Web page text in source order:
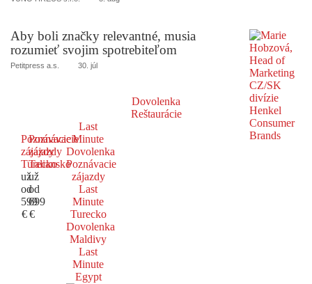
Aby boli značky relevantné, musia
rozumieť svojim spotrebiteľom
Petitpress a.s. 30. júl
Dovolenka
Reštaurácie
Poznávacie
zájazdy
Turecko
už
od
599
€
Poznávacie
zájazdy
Taliansko
už
od
699
€
Last
Minute
Dovolenka
Poznávacie
zájazdy
Last
Minute
Turecko
Dovolenka
Maldivy
Last
Minute
Egypt